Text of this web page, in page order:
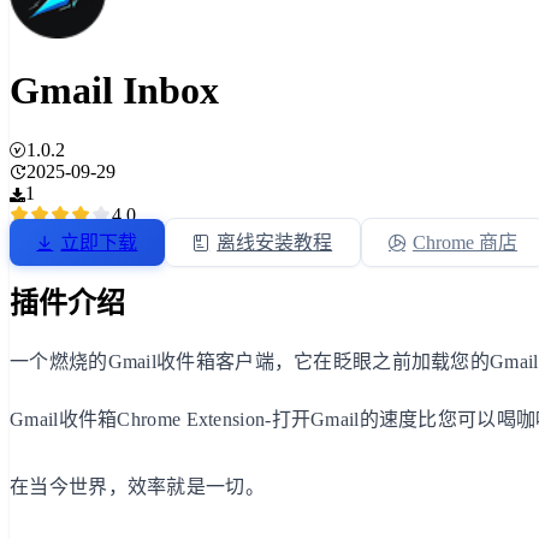
Gmail Inbox
1.0.2
2025-09-29
1
4.0
立即下载
离线安装教程 Chrome 商店
插件介绍
一个燃烧的Gmail收件箱客户端，它在眨眼之前加载您的Gmail
Gmail收件箱Chrome Extension-打开Gmail的速度比您可以喝咖
在当今世界，效率就是一切。